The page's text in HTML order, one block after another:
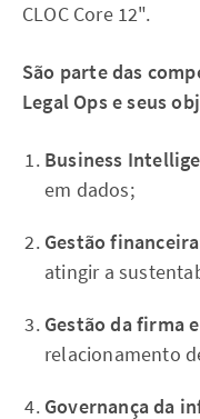
CLOC Core 12".
São parte das
Legal Ops e seus
Business
em dados;
Gestão
atingir a
Gestão da firma
relacionamento
Governança da